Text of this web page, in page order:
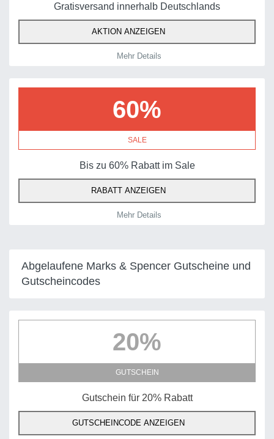
Gratisversand innerhalb Deutschlands
AKTION ANZEIGEN
Mehr Details
60%
SALE
Bis zu 60% Rabatt im Sale
RABATT ANZEIGEN
Mehr Details
Abgelaufene Marks & Spencer Gutscheine und
Gutscheincodes
20%
GUTSCHEIN
Gutschein für 20% Rabatt
GUTSCHEINCODE ANZEIGEN